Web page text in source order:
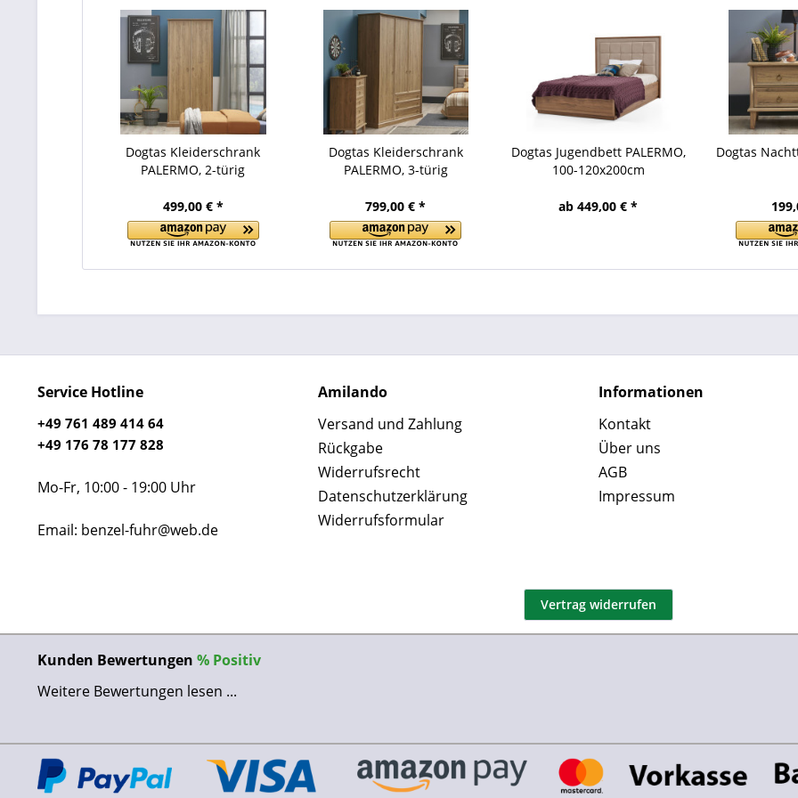
Dogtas Kleiderschrank
PALERMO, 2-türig
499,00 € *
Dogtas Kleiderschrank
PALERMO, 3-türig
799,00 € *
Dogtas Jugendbett PALERMO,
100-120x200cm
ab 449,00 € *
Dogtas
Service Hotline
+49 761 489 414 64
+49 176 78 177 828
Mo-Fr, 10:00 - 19:00 Uhr
Email: benzel-fuhr@web.de
Amilando
Versand und Zahlung
Rückgabe
Widerrufsrecht
Datenschutzerklärung
Widerrufsformular
Informationen
Kontakt
Über uns
AGB
Impressum
Vertrag widerrufen
Kunden Bewertungen % Positiv
Weitere Bewertungen lesen ...